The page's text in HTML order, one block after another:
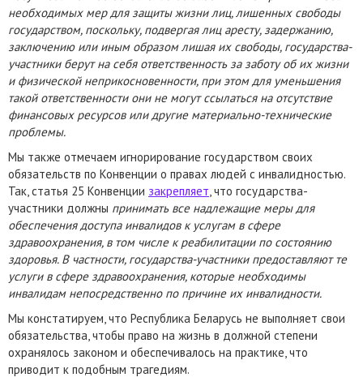
необходимых мер для защиты жизни лиц, лишенных свободы
государством, поскольку, подвергая лиц аресту, задержанию,
заключению или иным образом лишая их свободы, государства-
участники берут на себя ответственность за заботу об их жизни
и физической неприкосновенности, при этом для уменьшения
такой ответственности они не могут ссылаться на отсутствие
финансовых ресурсов или другие материально-технические
проблемы.
Мы также отмечаем игнорирование государством своих
обязательств по Конвенции о правах людей с инвалидностью.
Так, статья 25 Конвенции закрепляет, что государства-
участники должны принимать все надлежащие меры для
обеспечения доступа инвалидов к услугам в сфере
здравоохранения, в том числе к реабилитации по состоянию
здоровья. В частности, государства-участники предоставляют те
услуги в сфере здравоохранения, которые необходимы
инвалидам непосредственно по причине их инвалидности.
Мы констатируем, что Республика Беларусь не выполняет свои
обязательства, чтобы право на жизнь в должной степени
охранялось законом и обеспечивалось на практике, что
приводит к подобным трагедиям.